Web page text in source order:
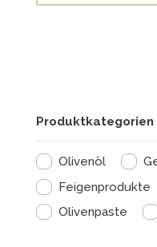
Produktkategorien
Olivenöl
Feigenprodukte
Olivenpaste